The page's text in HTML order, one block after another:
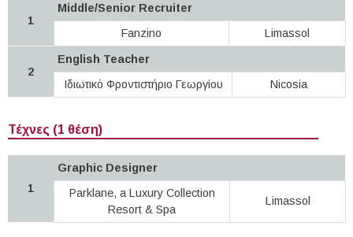
1
Middle/Senior Recruiter
Fanzino
Limassol
2
English Teacher
Ιδιωτικό Φροντιστήριο Γεωργίου
Nicosia
Τέχνες (1 θέση)
1
Graphic Designer
Parklane, a Luxury Collection
Resort & Spa
Limassol